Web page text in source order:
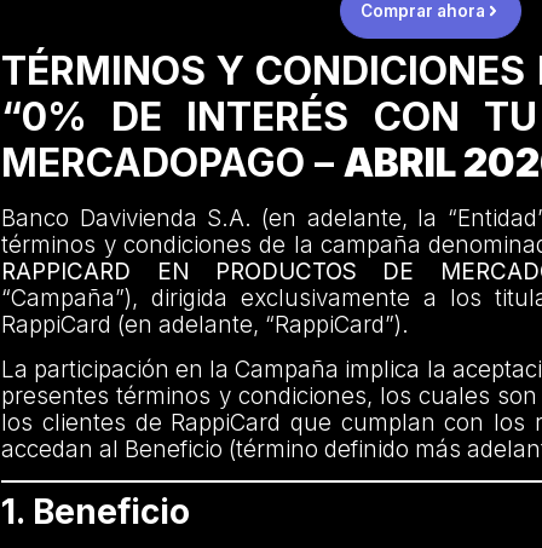
Comprar ahora
TÉRMINOS Y
“0% DE INTERÉS CON
MERCADOPAGO –ABRIL
Banco Davivienda S.A. (en adelante, la
términos y condiciones de la campaña
RAPPICARD EN PRODUCTOS DE
“Campaña”), dirigida exclusivamente a los
RappiCard (en adelante, “RappiCard”).
La participación en la Campaña implica la
presentes términos y condiciones, los cuales
los clientes de RappiCard que cumplan con los
accedan al Beneficio (término definido más
1. Beneficio